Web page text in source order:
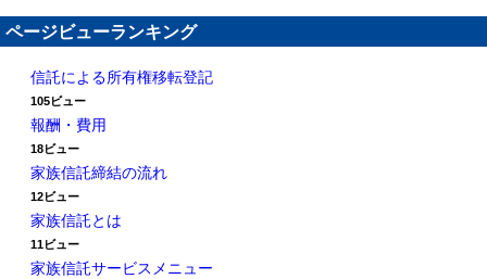
ページビューランキング
信託による所有権移転登記
105ビュー
報酬・費用
18ビュー
家族信託締結の流れ
12ビュー
家族信託とは
11ビュー
家族信託サービスメニュー